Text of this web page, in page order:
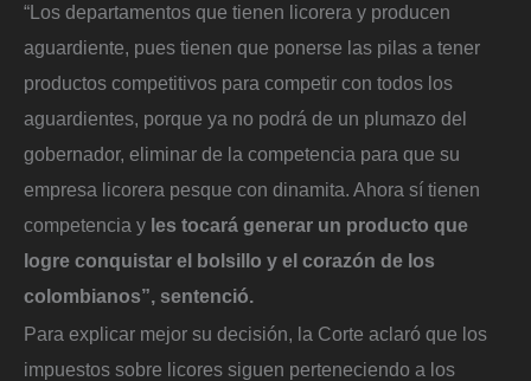
“Los departamentos que tienen licorera y producen
aguardiente, pues tienen que ponerse las pilas a tener
productos competitivos para competir con todos los
aguardientes, porque ya no podrá de un plumazo del
gobernador, eliminar de la competencia para que su
empresa licorera pesque con dinamita. Ahora sí tienen
competencia y les tocará generar un producto que
logre conquistar el bolsillo y el corazón de los
colombianos”, sentenció.
Para explicar mejor su decisión, la Corte aclaró que los
impuestos sobre licores siguen perteneciendo a los